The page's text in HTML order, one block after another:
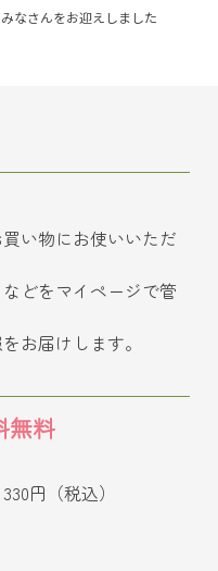
なさんをお迎えしました
い物にお使いいただ
どをマイページで管
お届けします。
無料
円（税込）